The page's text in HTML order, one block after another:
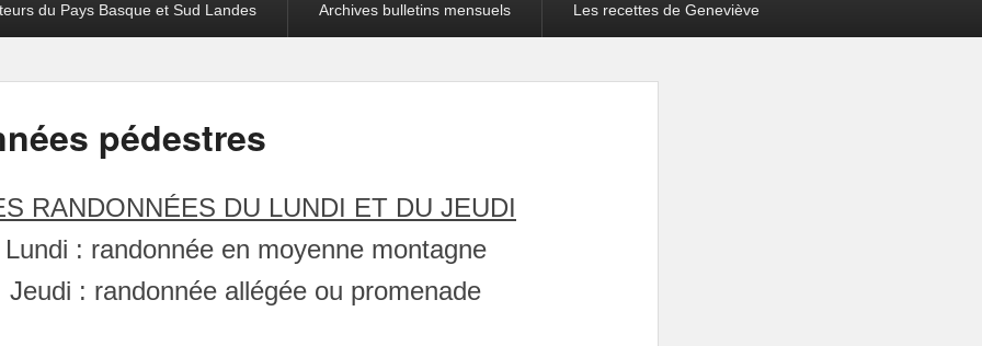
du Pays Basque et Sud Landes Archives bulletins mensuels Les recettes de Geneviève
pédestres
RANDONNÉES DU LUNDI ET DU JEUDI
Lundi : randonnée en moyenne montagne
Jeudi : randonnée allégée ou promenade